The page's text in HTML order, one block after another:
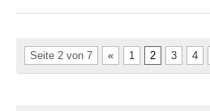
Seite 2 von 7 « 1 2 3 4